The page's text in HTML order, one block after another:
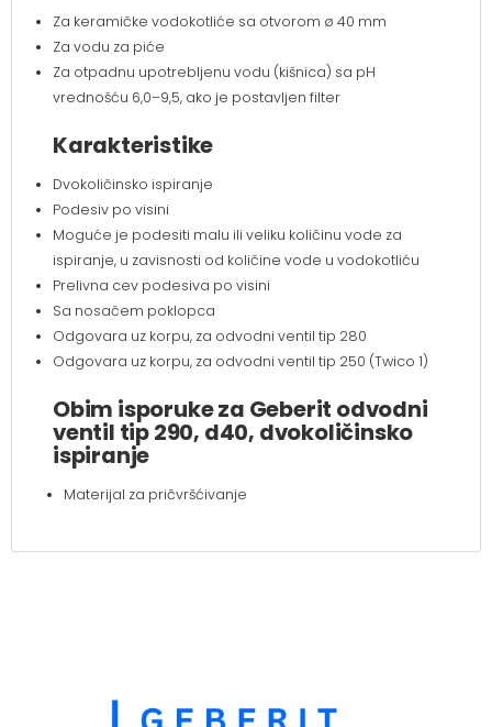
Za keramičke vodokotliće sa otvorom ø 40 mm
Za vodu za piće
Za otpadnu upotrebljenu vodu (kišnica) sa pH
vrednošću 6,0–9,5, ako je postavljen filter
Karakteristike
Dvokoličinsko ispiranje
Podesiv po visini
Moguće je podesiti malu ili veliku količinu vode za
ispiranje, u zavisnosti od količine vode u vodokotliću
Prelivna cev podesiva po visini
Sa nosačem poklopca
Odgovara uz korpu, za odvodni ventil tip 280
Odgovara uz korpu, za odvodni ventil tip 250 (Twico 1)
Obim isporuke za Geberit odvodni
ventil tip 290, d40, dvokoličinsko
ispiranje
Materijal za pričvršćivanje